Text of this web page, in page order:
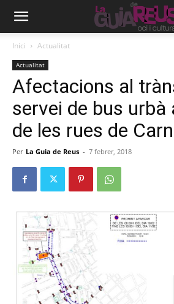
Inici Actualitat
Actualitat
Afectacions al
servei de bus urbà
de les rues de
Per La Guia de Reus - 7 febrer, 2018